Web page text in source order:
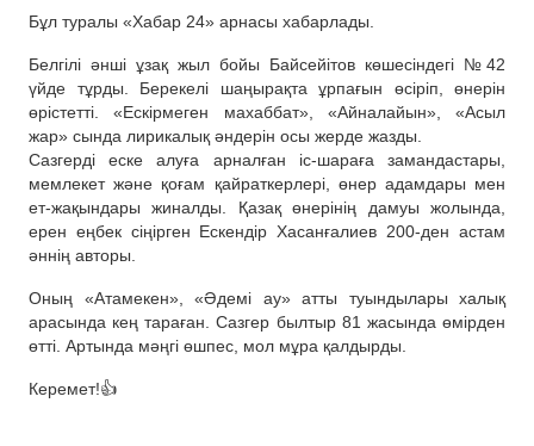
Бұл туралы «Хабар 24» арнасы хабарлады.
Белгілі әнші ұзақ жыл бойы Байсейітов көшесіндегі №42
үйде тұрды. Берекелі шаңырақта ұрпағын өсіріп, өнерін
өрістетті. «Ескірмеген махаббат», «Айналайын», «Асыл
жар» сында лирикалық әндерін осы жерде жазды.
Сазгерді еске алуға арналған іс-шараға замандастары,
мемлекет және қоғам қайраткерлері, өнер адамдары мен
ет-жақындары жиналды. Қазақ өнерінің дамуы жолында,
ерен еңбек сіңірген Ескендір Хасанғалиев 200-ден астам
әннің авторы.
Оның «Атамекен», «Әдемі ау» атты туындылары халық
арасында кең тараған. Сазгер былтыр 81 жасында өмірден
өтті. Артында мәңгі өшпес, мол мұра қалдырды.
Керемет!👍